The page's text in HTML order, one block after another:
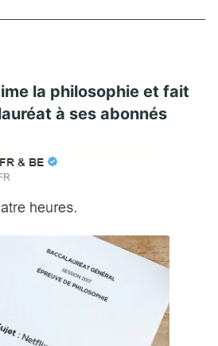
la philosophie et fait
à ses abonnés